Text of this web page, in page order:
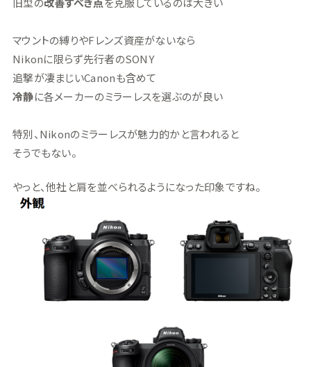
マウントの縛りやFレンズ資産がないなら
Nikonに限らず先行者のSONY
追撃が凄まじいCanonも含めて
冷静に各メーカーのミラーレスを選ぶのが良い
特別、Nikonのミラーレスが魅力的かと言われると
そうでもない。
やっと、他社と肩を並べられるようになった印象ですね。